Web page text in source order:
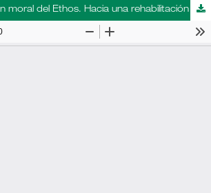
Fundamentación moral del Ethos. Hacia una rehabilitación del Derecho como disciplina filosófica